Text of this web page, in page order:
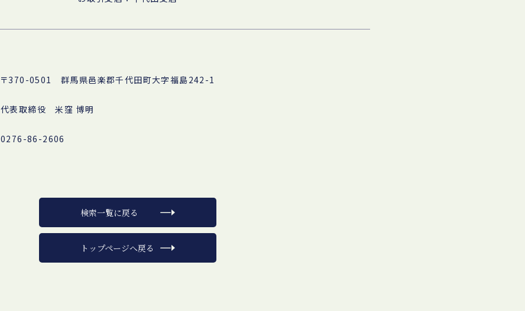
〒370-0501 群馬県邑楽郡千代田町大字福島242-1
代表取締役 米窪 博明
0276-86-2606
検索一覧に戻る
トップページへ戻る